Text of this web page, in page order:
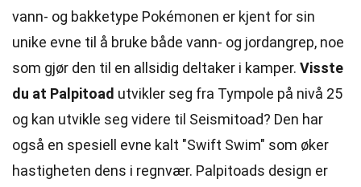
vann- og bakketype Pokémonen er kjent for sin
unike evne til å bruke både vann- og jordangrep, noe
som gjør den til en allsidig deltaker i kamper. Visste
du at Palpitoad utvikler seg fra Tympole på nivå 25
og kan utvikle seg videre til Seismitoad? Den har
også en spesiell evne kalt "Swift Swim" som øker
hastigheten dens i regnvær. Palpitoads design er